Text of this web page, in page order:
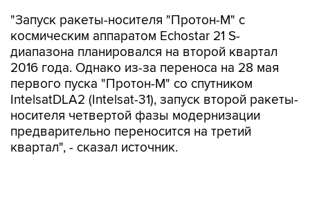
"Запуск ракеты-носителя "Протон-М" с
космическим аппаратом Echostar 21 S-
диапазона планировался на второй квартал
2016 года. Однако из-за переноса на 28 мая
первого пуска "Протон-М" со спутником
IntelsatDLA2 (Intelsat-31), запуск второй ракеты-
носителя четвертой фазы модернизации
предварительно переносится на третий
квартал", - сказал источник.